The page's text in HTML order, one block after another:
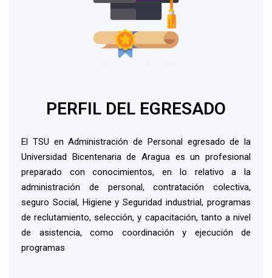
PERFIL DEL EGRESADO
El TSU en Administración de Personal egresado de la
Universidad Bicentenaria de Aragua es un profesional
preparado con conocimientos, en lo relativo a la
administración de personal, contratación colectiva,
seguro Social, Higiene y Seguridad industrial, programas
de reclutamiento, selección, y capacitación, tanto a nivel
de asistencia, como coordinación y ejecución de
programas